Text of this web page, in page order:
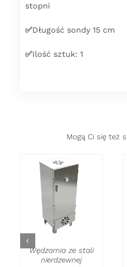
stopni
✅Długość sondy 15 cm
✅Ilość sztuk: 1
Mogą Ci się też
DODAJ DO
KOSZYKA
SZCZEGÓŁY
Wędzarnia ze stali
nierdzewnej